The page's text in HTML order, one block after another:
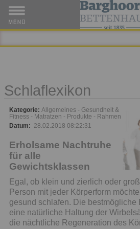
Schlaflexikon
Kategorie: Allgemeines
Gesundheit &
Fitness
Matratzen Produkte
Rahmen
Datum: 28.02.2018 08:22:31
Erholsame Nachtruhe
für alle
Gewichtsklassen
Egal, ob klein und zierlich oder
Person mit jeder Körperform
gesund schlafen. Die bestmögliche
eine natürliche Haltung der
die nächtliche Regeneration des